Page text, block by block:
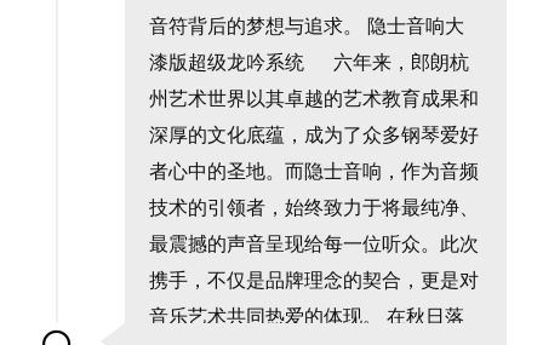
音符背后的梦想与追求。 隐士音响大
漆版超级龙吟系统 六年来，郎朗杭
州艺术世界以其卓越的艺术教育成果和
深厚的文化底蕴，成为了众多钢琴爱好
者心中的圣地。而隐士音响，作为音频
技术的引领者，始终致力于将最纯净、
最震撼的声音呈现给每一位听众。此次
携手，不仅是品牌理念的契合，更是对
音乐艺术共同热爱的体现。 在秋日落